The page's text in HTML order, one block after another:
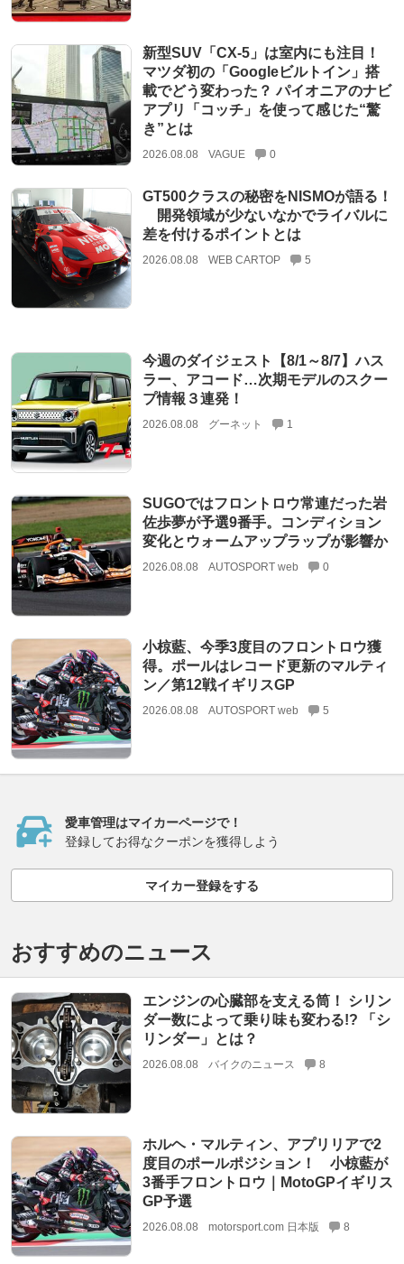
新型SUV「CX-5」は室内にも注目！
マツダ初の「Googleビルトイン」搭
載でどう変わった？ パイオニアのナビ
アプリ「コッチ」を使って感じた“驚
き”とは
2026.08.08 VAGUE 0
GT500クラスの秘密をNISMOが語る！
開発領域が少ないなかでライバルに
差を付けるポイントとは
2026.08.08 WEB CARTOP 5
今週のダイジェスト【8/1～8/7】ハス
ラー、アコード…次期モデルのスクー
プ情報３連発！
2026.08.08 グーネット 1
SUGOではフロントロウ常連だった岩
佐歩夢が予選9番手。コンディション
変化とウォームアップラップが影響か
2026.08.08 AUTOSPORT web 0
小椋藍、今季3度目のフロントロウ獲
得。ポールはレコード更新のマルティ
ン／第12戦イギリスGP
2026.08.08 AUTOSPORT web 5
愛車管理はマイカーページで！
登録してお得なクーポンを獲得しよう
マイカー登録をする
おすすめのニュース
エンジンの心臓部を支える筒！ シリン
ダー数によって乗り味も変わる!? 「シ
リンダー」とは？
2026.08.08 バイクのニュース 8
ホルヘ・マルティン、アプリリアで2
度目のポールポジション！ 小椋藍が
3番手フロントロウ｜MotoGPイギリス
GP予選
2026.08.08 motorsport.com 日本版 8